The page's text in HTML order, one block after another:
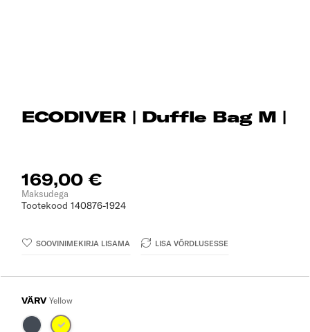
ECODIVER | Duffle Bag M |
169,00 €
Maksudega
Tootekood 140876-1924
SOOVINIMEKIRJA LISAMA LISA VÕRDLUSESSE
VÄRV Yellow